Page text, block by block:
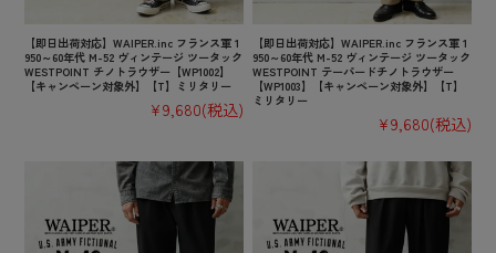
【即日出荷対応】WAIPER.inc フランス軍 1
950～60年代 M-52 ヴィンテージ ツータック
WESTPOINT チノトラウザー【WP1002】
【キャンペーン対象外】【T】ミリタリー
¥9,680(税込)
【即日出荷対応】WAIPER.inc フランス軍 1
950～60年代 M-52 ヴィンテージ ツータック
WESTPOINT テーパードチノトラウザー
【WP1003】【キャンペーン対象外】【T】
ミリタリー
¥9,680(税込)